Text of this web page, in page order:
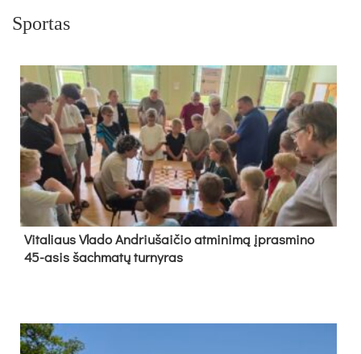
Sportas
Vi­ta­liaus Vla­do And­riu­šai­čio at­mi­ni­mą įpras­mi­no
45-asis šach­ma­tų tur­ny­ras